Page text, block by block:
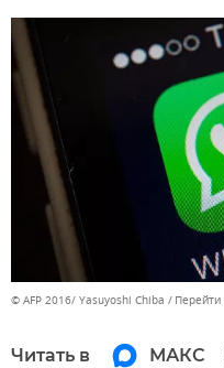
© AFP 2016/ Yasuyoshi Chiba
Читать в МАКС